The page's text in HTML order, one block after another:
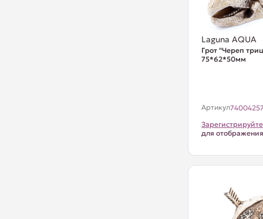
Laguna AQUA
Грот "Череп
75*62*50мм
Артикул
для